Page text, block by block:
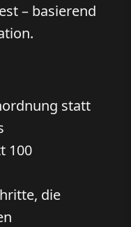
– basierend
statt
100
die